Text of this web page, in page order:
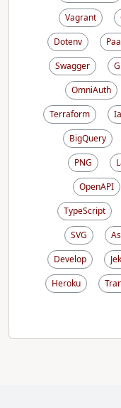
Vagrant
Dotenv
Swagger
OmniAuth
Terraform
BigQuery
PNG
OpenAPI
TypeScript
SVG
Develop
Heroku